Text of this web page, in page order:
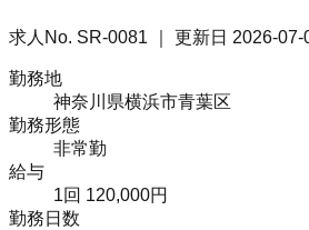
求人No. SR-0081 ｜ 更新日 2026-07-
勤務地
神奈川県横浜市青葉区
勤務形態
非常勤
給与
1回 120,000円
勤務日数